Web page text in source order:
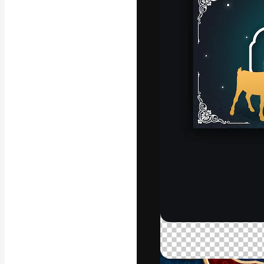
La plateforme
vos meilleurs
d’abonnés :
Copyright ©